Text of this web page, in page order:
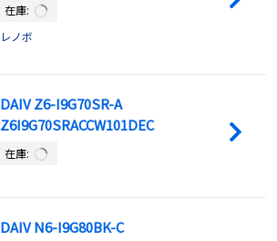
在庫:
レノボ
DAIV Z6-I9G70SR-A
Z6I9G70SRACCW101DEC
在庫:
DAIV N6-I9G80BK-C